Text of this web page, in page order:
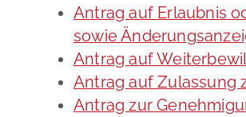
Antrag auf Erlaubnis
sowie
Antrag auf
Antrag auf Zulassung
Antrag zur